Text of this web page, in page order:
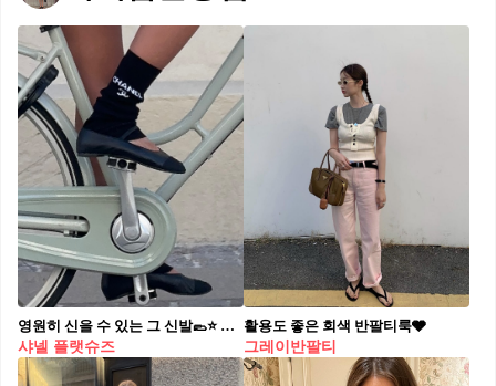
영원히 신을 수 있는 그 신발🥿⭐️ 새로운 가을🤎🍁샤넬 플랫 슈즈 다양한 코디로 구매자극
샤넬 플랫슈즈
활용도 좋은 회색 반팔티룩🩶
그레이반팔티